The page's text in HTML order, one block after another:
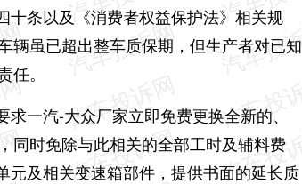
十条以及《消费者权益保护法》相关规
辆虽已超出整车质保期，但生产者对已知
。
一汽-大众厂家立即免费更换全新的、
同时免除与此相关的全部工时及辅料费
元及相关变速箱部件，提供书面的延长质